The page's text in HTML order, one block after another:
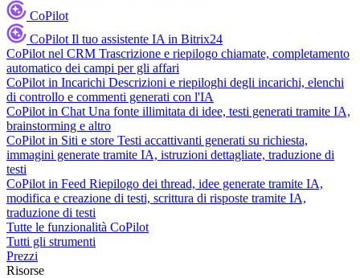
CoPilot
CoPilot Il tuo assistente IA in Bitrix24
CoPilot nel CRM Trascrizione e riepilogo chiamate, completamento
automatico dei campi per gli affari
CoPilot in Incarichi Descrizioni e riepiloghi degli incarichi, elenchi
di controllo e commenti generati con l'IA
CoPilot in Chat Una fonte illimitata di idee, testi generati tramite IA,
brainstorming e altro
CoPilot in Siti e store Testi accattivanti generati su richiesta,
immagini generate tramite IA, istruzioni dettagliate, traduzione di
testi
CoPilot in Feed Riepilogo dei thread, idee generate tramite IA,
modifica e creazione di testi, scrittura di risposte tramite IA,
traduzione di testi
Tutte le funzionalità CoPilot
Tutti gli strumenti
Prezzi
Risorse